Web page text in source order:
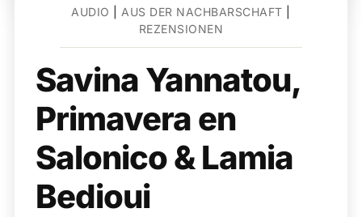
AUDIO AUS DER NACHBARSCHAFT
REZENSIONEN
Savina Yannatou,
Primavera en
Salonico & Lamia
Bedioui